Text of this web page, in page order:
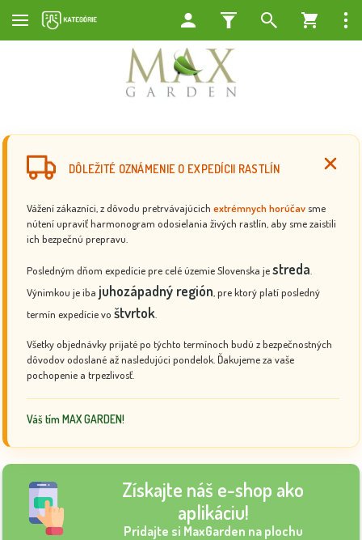
DÔLEŽITÉ OZNÁMENIE O EXPEDÍCII RASTLÍN
Vážení zákazníci, z dôvodu pretrvávajúcich extrémnych horúčav sme
nútení upraviť harmonogram odosielania živých rastlín, aby sme zaistili
ich bezpečnú prepravu.
Posledným dňom expedície pre celé územie Slovenska jestreda
Výnimkou je iba juhozápadný región , pre ktorý platí posledný
termín expedície vo štvrtok
Všetky objednávky prijaté po týchto termínoch budú z bezpečnostných
dôvodov odoslané až nasledujúci pondelok. Ďakujeme za vaše
pochopenie a trpezlivosť.
Váš tím MAX GARDEN!
Získajte náš e-shop ako
aplikáciu!
Pridajte si MaxGarden na plochu